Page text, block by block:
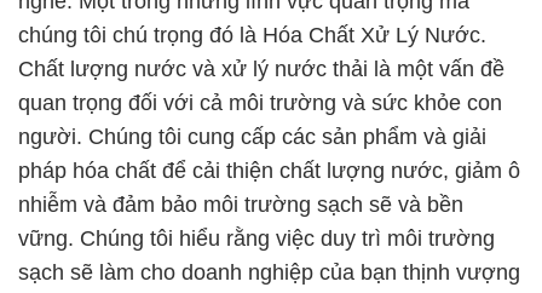
chúng tôi chú trọng đó là Hóa Chất Xử Lý Nước.
Chất lượng nước và xử lý nước thải là một vấn đề
quan trọng đối với cả môi trường và sức khỏe con
người. Chúng tôi cung cấp các sản phẩm và giải
pháp hóa chất để cải thiện chất lượng nước, giảm ô
nhiễm và đảm bảo môi trường sạch sẽ và bền
vững. Chúng tôi hiểu rằng việc duy trì môi trường
sạch sẽ làm cho doanh nghiệp của bạn thịnh vượng